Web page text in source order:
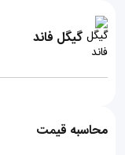
گیگل فاند
محاسبه قیمت